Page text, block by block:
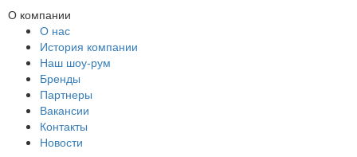
О компании
О нас
История компании
Наш шоу-рум
Бренды
Партнеры
Вакансии
Контакты
Новости